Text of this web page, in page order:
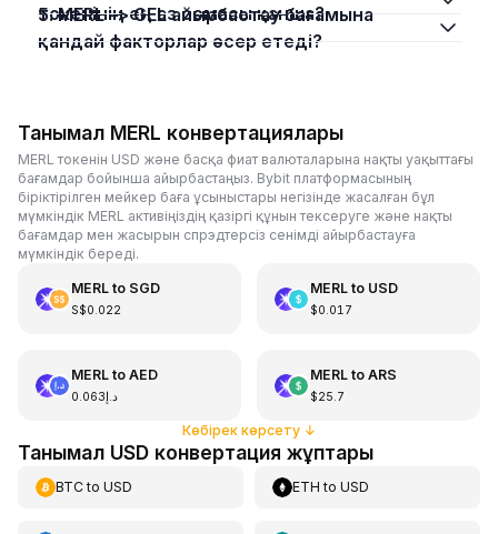
токенінің ең аз сомасы қанша?
5. MERL –> GEL айырбастау бағамына
қандай факторлар әсер етеді?
Танымал MERL конвертациялары
MERL токенін USD және басқа фиат валюталарына нақты уақыттағы
бағамдар бойынша айырбастаңыз. Bybit платформасының
біріктірілген мейкер баға ұсыныстары негізінде жасалған бұл
мүмкіндік MERL активіңіздің қазіргі құнын тексеруге және нақты
бағамдар мен жасырын спрэдтерсіз сенімді айырбастауға
мүмкіндік береді.
MERLto SGD
S$0.022
MERLto USD
$0.017
MERLto AED
د.إ0.063
MERLto ARS
$25.7
Көбірек көрсету↓
Танымал USD конвертация жұптары
BTCto USD ETH toUSD